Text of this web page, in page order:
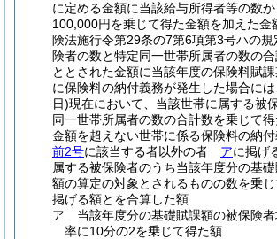
に定める金額に当該給与所得者等の数
100,000円を乗じて得た金額を加えた金
険法施行令第29条の7第6項第3号ハの
険者の数と特定同一世帯所属者の数の
ととされた金額に当該年度の保険料賦課
に保険料の納付義務が発生した場合に
日)現在において、当該世帯に属する被
同一世帯所属者の数の合計数を乗じて
金額を超えない世帯に係る保険料の納
前2号に該当する者以外の者 アに掲げ
属する被保険者のうち当該年度分の基
額の算定の対象とされるものの数を乗じ
掲げる額とを合算した額
ア
当該年度分の基礎賦課額の被保険
率に10分の2を乗じて得た額